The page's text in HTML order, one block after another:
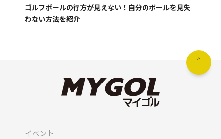
ゴルフボールの行方が見えない！自分のボールを見失
わない方法を紹介
イベント